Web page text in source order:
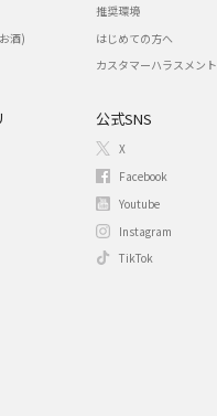
酒)
推奨環境
はじめての方へ
カスタマーハラスメン
公式SNS
X
Facebook
Youtube
Instagram
TikTok